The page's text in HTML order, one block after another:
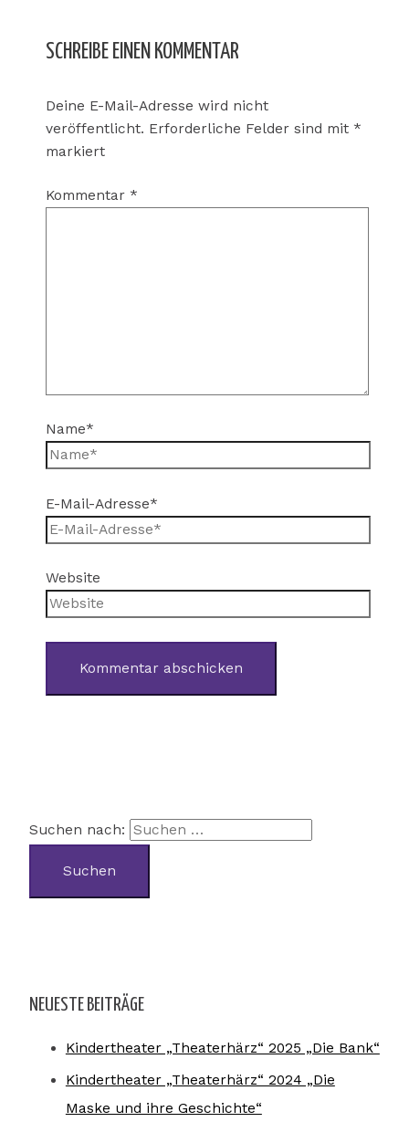
SCHREIBE EINEN KOMMENTAR
Deine E-Mail-Adresse wird nicht
veröffentlicht. Erforderliche Felder sind mit *
markiert
Kommentar *
Name*
E-Mail-Adresse*
Website
Suchen nach:
NEUESTE BEITRÄGE
Kindertheater „Theaterhärz“ 2025 „Die Bank“
Kindertheater „Theaterhärz“ 2024 „Die
Maske und ihre Geschichte“